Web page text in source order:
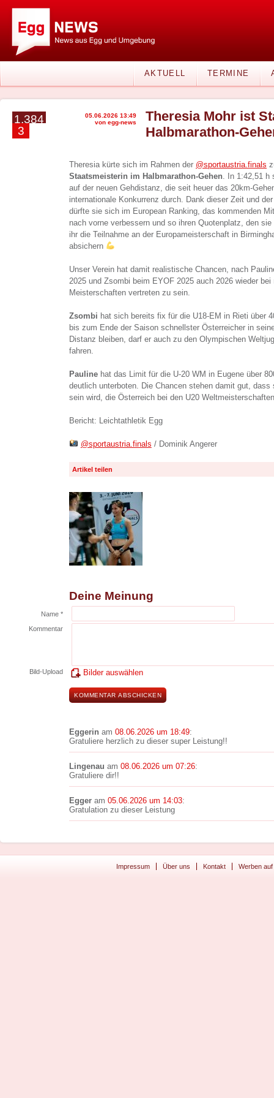
AKTUELL TERMINE
1.384
3
05.06.2026 13:49
von egg-news
Theresia Mohr ist
Halbmarathon-
Theresia kürte sich im Rahmen der @sportaustria.finals
Staatsmeisterin im Halbmarathon-Gehen. In 1:42,51 h
auf der neuen Gehdistanz, die seit heuer das 20km-
internationale Konkurrenz durch. Dank dieser Zeit und
dürfte sie sich im European Ranking, das kommenden
nach vorne verbessern und so ihren Quotenplatz, den
ihr die Teilnahme an der Europameisterschaft in
absichern
Unser Verein hat damit realistische Chancen, nach
2025 und Zsombi beim EYOF 2025 auch 2026 wieder bei
Meisterschaften vertreten zu sein.
Zsombi hat sich bereits fix für die U18-EM in Rieti über
bis zum Ende der Saison schnellster Österreicher in
Distanz bleiben, darf er auch zu den Olympischen
fahren.
Pauline hat das Limit für die U-20 WM in Eugene über
deutlich unterboten. Die Chancen stehen damit gut,
sein wird, die Österreich bei den U20
Bericht: Leichtathletik Egg
@sportaustria.finals / Dominik Angerer
Artikel teilen
Deine Meinung
Name *
Kommentar
Bild-Upload Bilder auswählen
Eggerin am 08.06.2026 um 18:49:
Gratuliere herzlich zu dieser super Leistung!!
Lingenau am 08.06.2026 um 07:26:
Gratuliere dir!!
Egger am 05.06.2026 um 14:03:
Gratulation zu dieser Leistung
Impressum Über uns Kontakt Werben